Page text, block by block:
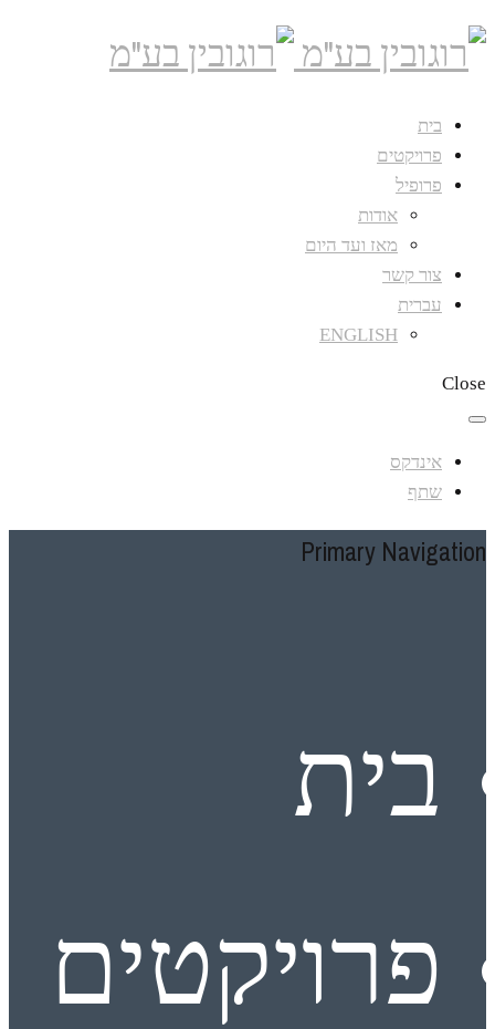
בית
פרויקטים
פרופיל
אודות
מאז ועד היום
צור קשר
עברית
ENGLISH
Close
אינדקס
שתף
Primary Navigation
בית
פרויקטים